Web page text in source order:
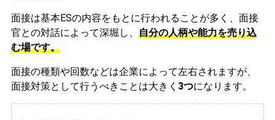
面接は基本ESの内容をもとに行われることが多く、面接
官との対話によって深堀し、 自分の人柄や能力を売り込
む場です。
面接の種類や回数などは企業によって左右されますが、
面接対策として行うべきことは大きく 3つになります。